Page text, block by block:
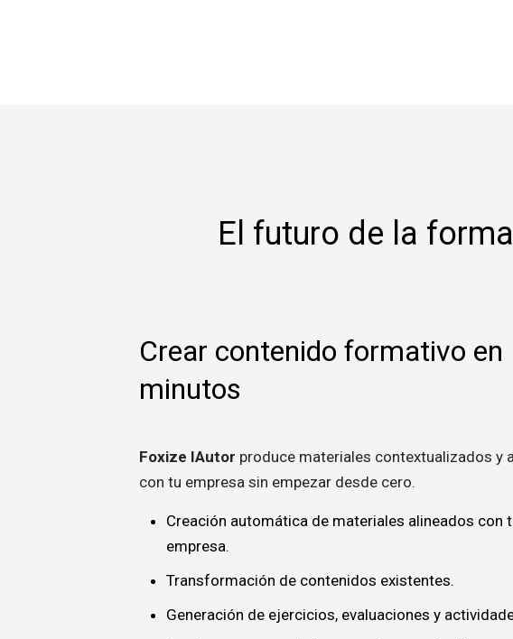
El futuro de la
Crear contenido formativo en
minutos
Foxize IAutor produce materiales contextualizados y
con tu empresa sin empezar desde cero.
Creación automática de materiales alineados con
empresa.
Transformación de contenidos existentes.
Generación de ejercicios, evaluaciones y